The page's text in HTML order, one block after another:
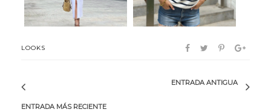
LOOKS
ENTRADA MÁS RECIENTE
ENTRADA ANTIGUA